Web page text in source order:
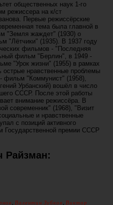
общественных наук 1-го
режиссера на к/ст
Первые режиссёрские
тема была главной в
"Земля жаждет" (1930) о
"Лётчики" (1935). В 1937 году
фильмов - "Последняя
фильм "Берлин", в 1949 -
"Урок жизни" (1955) в рамках
нравственные проблемы
фильм "Коммунист" (1958),
Урбанский) вошёл в число
СССР. После этой работы
внимание режиссёра. В
современник" (1968), "Визит
и нравственные
с позиций активного
Государственной премии СССР
Валентин Зубков
Виктор